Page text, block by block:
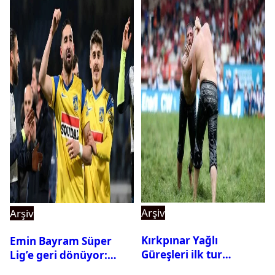
Arşiv
Emin Bayram Süper
Lig’e geri dönüyor:
Arşiv
Kırkpınar Yağlı
Güreşleri ilk tur